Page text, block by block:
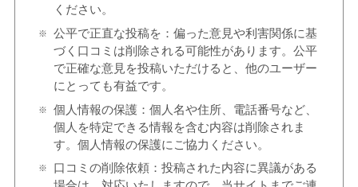
ください。
公平で正直な投稿を：偏った意見や利害関係に基
づく口コミは削除される可能性があります。公平
で正確な意見を投稿いただけると、他のユーザー
にとっても有益です。
個人情報の保護：個人名や住所、電話番号など、
個人を特定できる情報を含む内容は削除されま
す。個人情報の保護にご協力ください。
口コミの削除依頼：投稿された内容に異議がある